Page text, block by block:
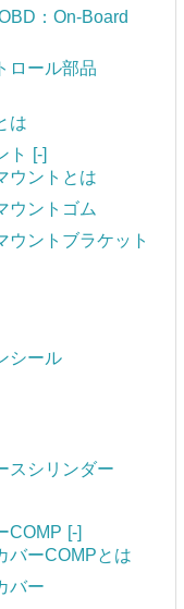
：On-Board
ロール部品
は
ト
[-]
ウントとは
ウントゴム
ウントブラケット
シール
スシリンダー
COMP [-]
バーCOMPとは
バー